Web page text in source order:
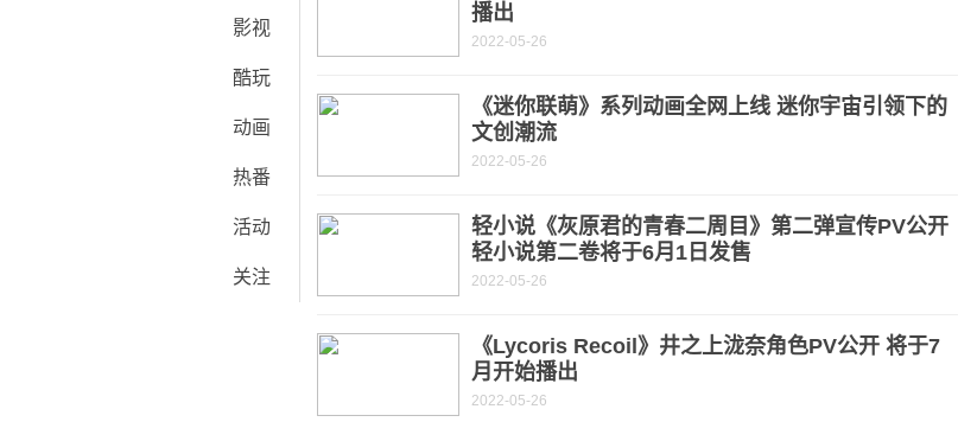
影视
酷玩
动画
热番
活动
关注
播出
2022-05-26
《迷你联萌》系列动画全网上线 迷你宇宙引领下的
文创潮流
2022-05-26
轻小说《灰原君的青春二周目》第二弹宣传PV公开
轻小说第二卷将于6月1日发售
2022-05-26
《Lycoris Recoil》井之上泷奈角色PV公开 将于7
月开始播出
2022-05-26